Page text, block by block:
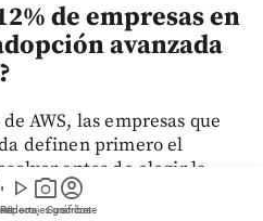
play_arrow
Videos
photo_camera
Reportajes gráficos
account_circle
Suscríbete
de empresas en
avanzada
AWS, las empresas que
definen primero el
antes de elegir la
tanto técnica como